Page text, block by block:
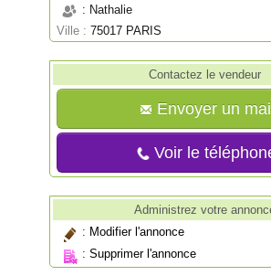
: Nathalie
Ville :75017 PARIS
Contactez le vendeur
Envoyer un mail
Voir le
Administrez votre
: Modifier l'annonce
:Supprimer l'annonce